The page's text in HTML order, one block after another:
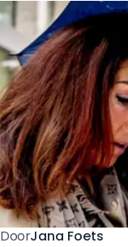
DoorJana Foets